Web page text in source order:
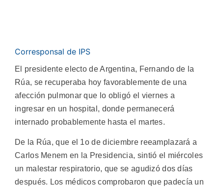
Corresponsal de IPS
El presidente electo de Argentina, Fernando de la
Rúa, se recuperaba hoy favorablemente de una
afección pulmonar que lo obligó el viernes a
ingresar en un hospital, donde permanecerá
internado probablemente hasta el martes.
De la Rúa, que el 1o de diciembre reeamplazará a
Carlos Menem en la Presidencia, sintió el miércoles
un malestar respiratorio, que se agudizó dos días
después. Los médicos comprobaron que padecía un